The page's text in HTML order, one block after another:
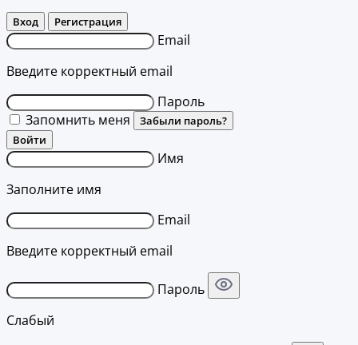
Вход Регистрация
Email
Введите корректный email
Пароль
Запомнить меня
Забыли пароль?
Войти
Имя
Заполните имя
Email
Введите корректный email
Пароль
Слабый